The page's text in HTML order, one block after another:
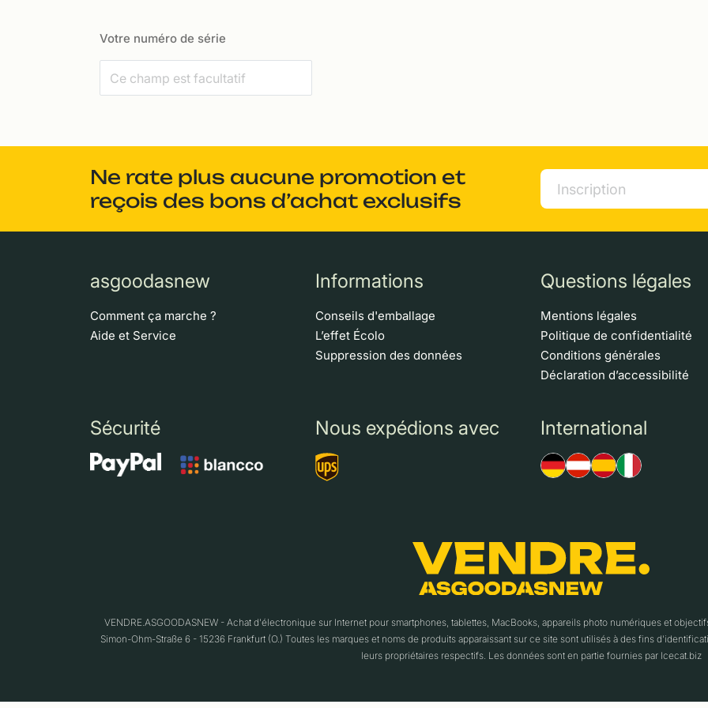
Votre numéro de série
Ne rate plus aucune promotion et
reçois des bons d’achat exclusifs
asgoodasnew
Comment ça marche ?
Aide et Service
Informations
Conseils d'emballage
L’effet Écolo
Suppression des données
Questions légales
Mentions légales
Politique de confidentialité
Conditions générales
Déclaration d’accessibilité
Sécurité Nous expédions avec International
VENDRE.ASGOODASNEW - Achat d'électronique sur Internet pour smartphones, tablettes, MacBooks, appareils photo numériques et
Simon-Ohm-Straße 6 - 15236 Frankfurt (O.) Toutes les marques et noms de produits apparaissant sur ce site sont utilisés à des fins
leurs propriétaires respectifs. Les données sont en partie fournies par Icecat.biz